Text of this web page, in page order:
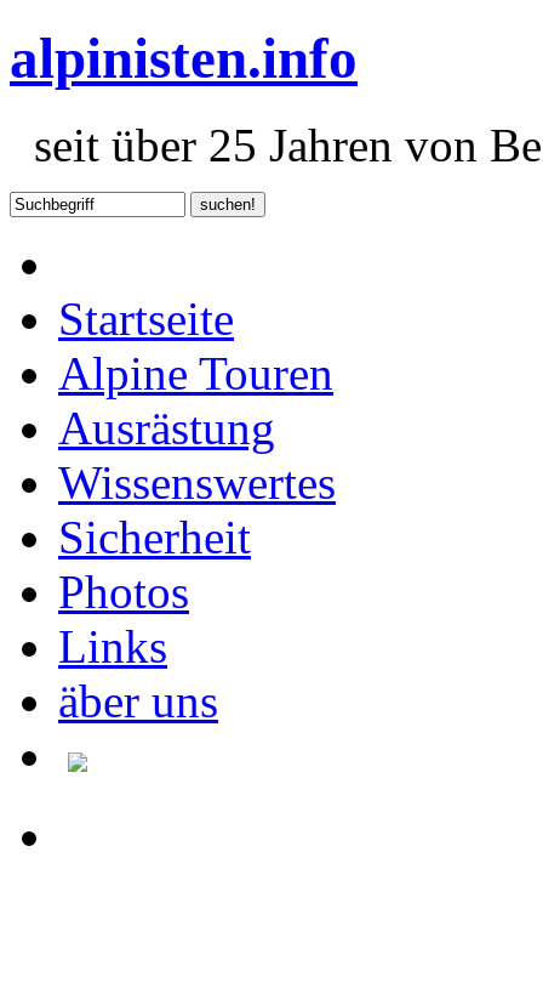
alpinisten.info
seit über 25 Jahren von
Startseite
Alpine Touren
Ausrästung
Wissenswertes
Sicherheit
Photos
Links
äber uns